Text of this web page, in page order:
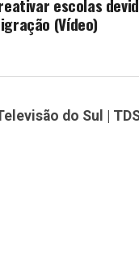
escolas
(Vídeo)
do Sul |